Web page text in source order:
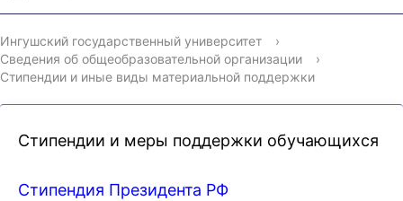
СВЕДЕНИЯ ОБ
ОБРАЗОВАТЕЛЬНОЙ
ОРГАНИЗАЦИИ
НАУЧНАЯ
ДЕЯТЕЛЬНОСТЬ
Ингушский государственный университет
›
Сведения об общеобразовательной организации
›
Стипендии и иные виды материальной поддержки
Стипендии и меры поддержки обучающихся
Стипендия Президента РФ